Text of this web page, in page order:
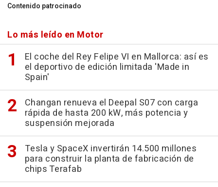
Contenido patrocinado
Lo más leído en Motor
El coche del Rey Felipe VI en Mallorca: así es
el deportivo de edición limitada 'Made in
Spain'
Changan renueva el Deepal S07 con carga
rápida de hasta 200 kW, más potencia y
suspensión mejorada
Tesla y SpaceX invertirán 14.500 millones
para construir la planta de fabricación de
chips Terafab